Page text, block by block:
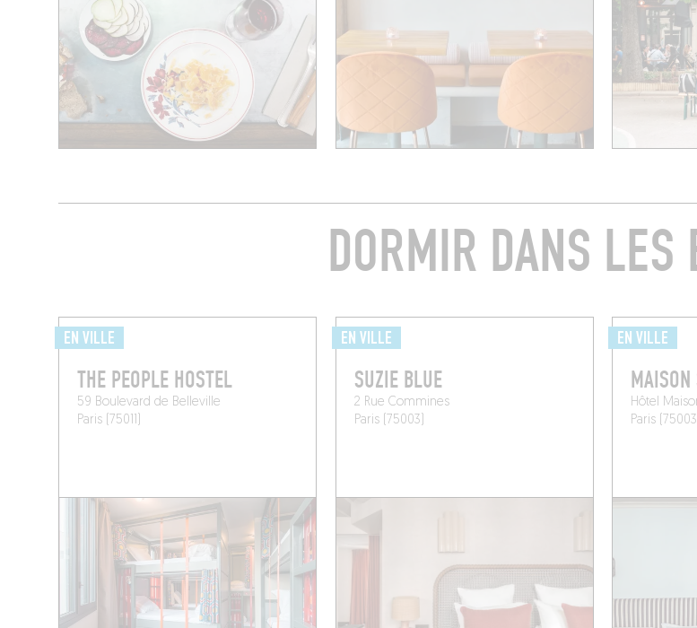
DORMIR DANS LES
EN VILLE
THE PEOPLE HOSTEL
59 Boulevard de Belleville
Paris (75011)
EN VILLE
SUZIE BLUE
2 Rue Commines
Paris (75003)
EN VILLE
MAISON
Hôtel
Paris (75003)